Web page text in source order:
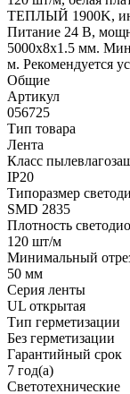
ТЕПЛЫЙ 1900K,
Питание 24 В,
5000x8x1.5 мм.
м. Рекомендуется
Общие
Артикул
056725
Тип товара
Лента
Класс
IP20
Типоразмер
SMD 2835
Плотность
120 шт/м
Минимальный
50 мм
Серия ленты
UL открытая
Тип герметизации
Без герметизации
Гарантийный срок
7 год(а)
Светотехнические